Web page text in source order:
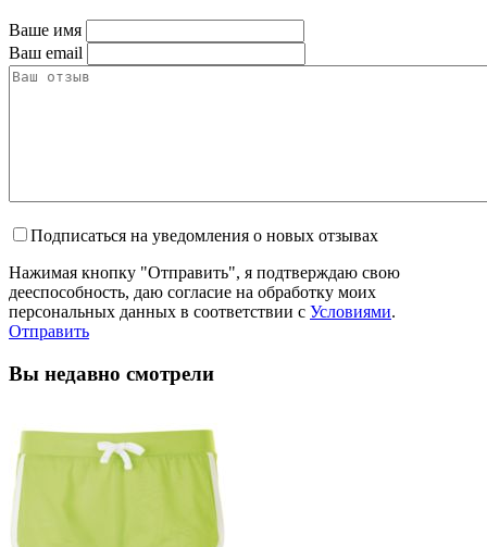
Ваше имя
Ваш email
Подписаться на уведомления о новых отзывах
Нажимая кнопку "Отправить", я подтверждаю свою
дееспособность, даю согласие на обработку моих
персональных данных в соответствии с Условиями.
Отправить
Вы недавно смотрели